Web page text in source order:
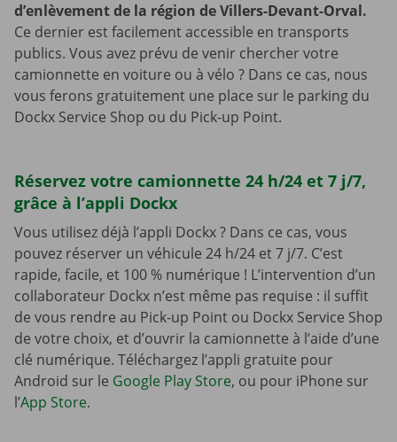
d’enlèvement de la région de Villers-Devant-Orval.
Ce dernier est facilement accessible en transports
publics. Vous avez prévu de venir chercher votre
camionnette en voiture ou à vélo ? Dans ce cas, nous
vous ferons gratuitement une place sur le parking du
Dockx Service Shop ou du Pick-up Point.
Réservez votre camionnette 24 h/24 et 7 j/7,
grâce à l’appli Dockx
Vous utilisez déjà l’appli Dockx ? Dans ce cas, vous
pouvez réserver un véhicule 24 h/24 et 7 j/7. C’est
rapide, facile, et 100 % numérique ! L’intervention d’un
collaborateur Dockx n’est même pas requise : il suffit
de vous rendre au Pick-up Point ou Dockx Service Shop
de votre choix, et d’ouvrir la camionnette à l’aide d’une
clé numérique. Téléchargez l’appli gratuite pour
Android sur le Google Play Store, ou pour iPhone sur
l’App Store.